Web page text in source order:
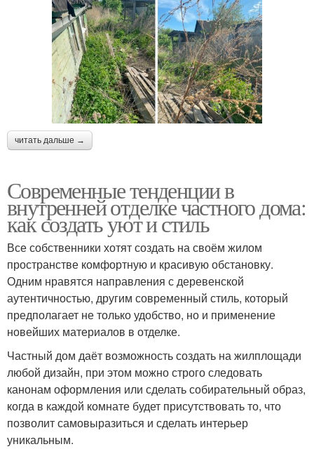
читать дальше →
Современные тенденции в
внутренней отделке частного дома:
как создать уют и стиль
Все собственники хотят создать на своём жилом
пространстве комфортную и красивую обстановку.
Одним нравятся направления с деревенской
аутентичностью, другим современный стиль, который
предполагает не только удобство, но и применение
новейших материалов в отделке.
Частный дом даёт возможность создать на жилплощади
любой дизайн, при этом можно строго следовать
канонам оформления или сделать собирательный образ,
когда в каждой комнате будет присутствовать то, что
позволит самовыразиться и сделать интерьер
уникальным.